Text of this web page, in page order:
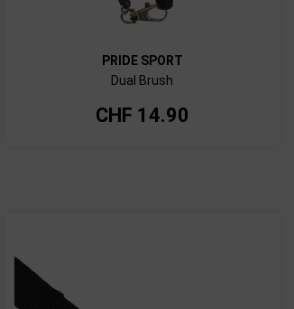
PRIDE SPORT
Dual Brush
CHF 14.90